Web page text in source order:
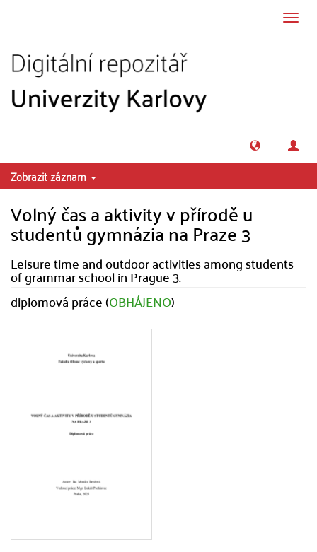
Zobrazit záznam
Volný čas a aktivity v přírodě u
studentů gymnázia na Praze 3
Leisure time and outdoor activities among students
of grammar school in Prague 3.
diplomová práce (OBHÁJENO)